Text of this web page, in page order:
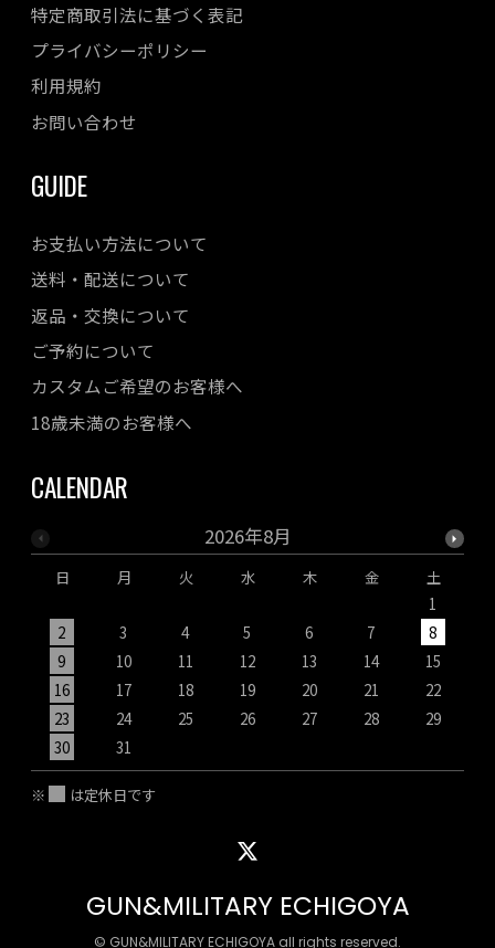
特定商取引法に基づく表記
プライバシーポリシー
利用規約
お問い合わせ
GUIDE
お支払い方法について
送料・配送について
返品・交換について
ご予約について
カスタムご希望のお客様へ
18歳未満のお客様へ
CALENDAR
2026年8月
日 月 火 水 木 金
土
1
2
3 4 5 6 7
8
9
10 11 12 13 14
15
16
17 18 19 20 21
22
23
24 25 26 27 28
29
30
31
※ は定休日です
GUN&MILITARY ECHIGOYA
© GUN&MILITARY ECHIGOYA all rights reserved.